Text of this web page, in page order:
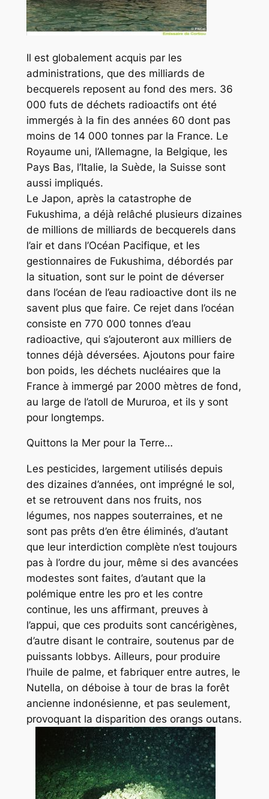
Il est globalement acquis par les
administrations, que des milliards de
becquerels reposent au fond des mers. 36
000 futs de déchets radioactifs ont été
immergés à la fin des années 60 dont pas
moins de 14 000 tonnes par la France. Le
Royaume uni, l’Allemagne, la Belgique, les
Pays Bas, l’Italie, la Suède, la Suisse sont
aussi impliqués.
Le Japon, après la catastrophe de
Fukushima, a déjà relâché plusieurs dizaines
de millions de milliards de becquerels dans
l’air et dans l’Océan Pacifique, et les
gestionnaires de Fukushima, débordés par
la situation, sont sur le point de déverser
dans l’océan de l’eau radioactive dont ils ne
savent plus que faire. Ce rejet dans l’océan
consiste en 770 000 tonnes d’eau
radioactive, qui s’ajouteront aux milliers de
tonnes déjà déversées. Ajoutons pour faire
bon poids, les déchets nucléaires que la
France à immergé par 2000 mètres de fond,
au large de l’atoll de Mururoa, et ils y sont
pour longtemps.
Quittons la Mer pour la Terre…
Les pesticides, largement utilisés depuis
des dizaines d’années, ont imprégné le sol,
et se retrouvent dans nos fruits, nos
légumes, nos nappes souterraines, et ne
sont pas prêts d’en être éliminés, d’autant
que leur interdiction complète n’est toujours
pas à l’ordre du jour, même si des avancées
modestes sont faites, d’autant que la
polémique entre les pro et les contre
continue, les uns affirmant, preuves à
l’appui, que ces produits sont cancérigènes,
d’autre disant le contraire, soutenus par de
puissants lobbys. Ailleurs, pour produire
l’huile de palme, et fabriquer entre autres, le
Nutella, on déboise à tour de bras la forêt
ancienne indonésienne, et pas seulement,
provoquant la disparition des orangs outans.